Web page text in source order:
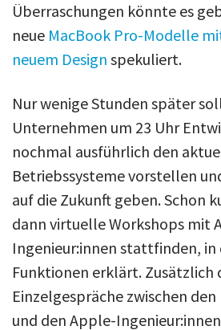
Überraschungen könnte es
neue MacBook Pro-Modelle
neuem Design spekuliert.
Nur wenige Stunden später
Unternehmen um 23 Uhr
nochmal ausführlich den
Betriebssysteme vorstellen
auf die Zukunft geben. Schon
dann virtuelle Workshops mit
Ingenieur:innen stattfinden, in
Funktionen erklärt. Zusätzlich
Einzelgespräche zwischen
und den Apple-